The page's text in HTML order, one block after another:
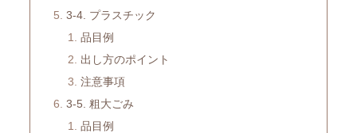
3-4. プラスチック
品目例
出し方のポイント
注意事項
3-5. 粗大ごみ
品目例